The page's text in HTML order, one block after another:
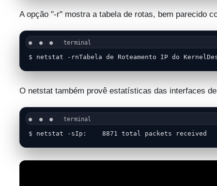
A opção "-r" mostra a tabela de rotas, bem parecido
$ netstat -rnTabela de Roteamento IP do
O netstat também provê estatísticas das interfaces
$ netstat -sIp:    8871 total packets received